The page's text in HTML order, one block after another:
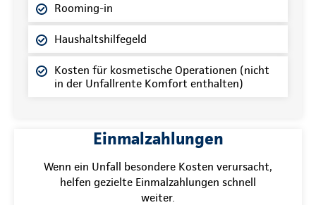
Rooming-in
Haushaltshilfegeld
Kosten für kosmetische Operationen (nicht
in der Unfallrente Komfort enthalten)
Einmalzahlungen
Wenn ein Unfall besondere Kosten verursacht,
helfen gezielte Einmalzahlungen schnell
weiter.